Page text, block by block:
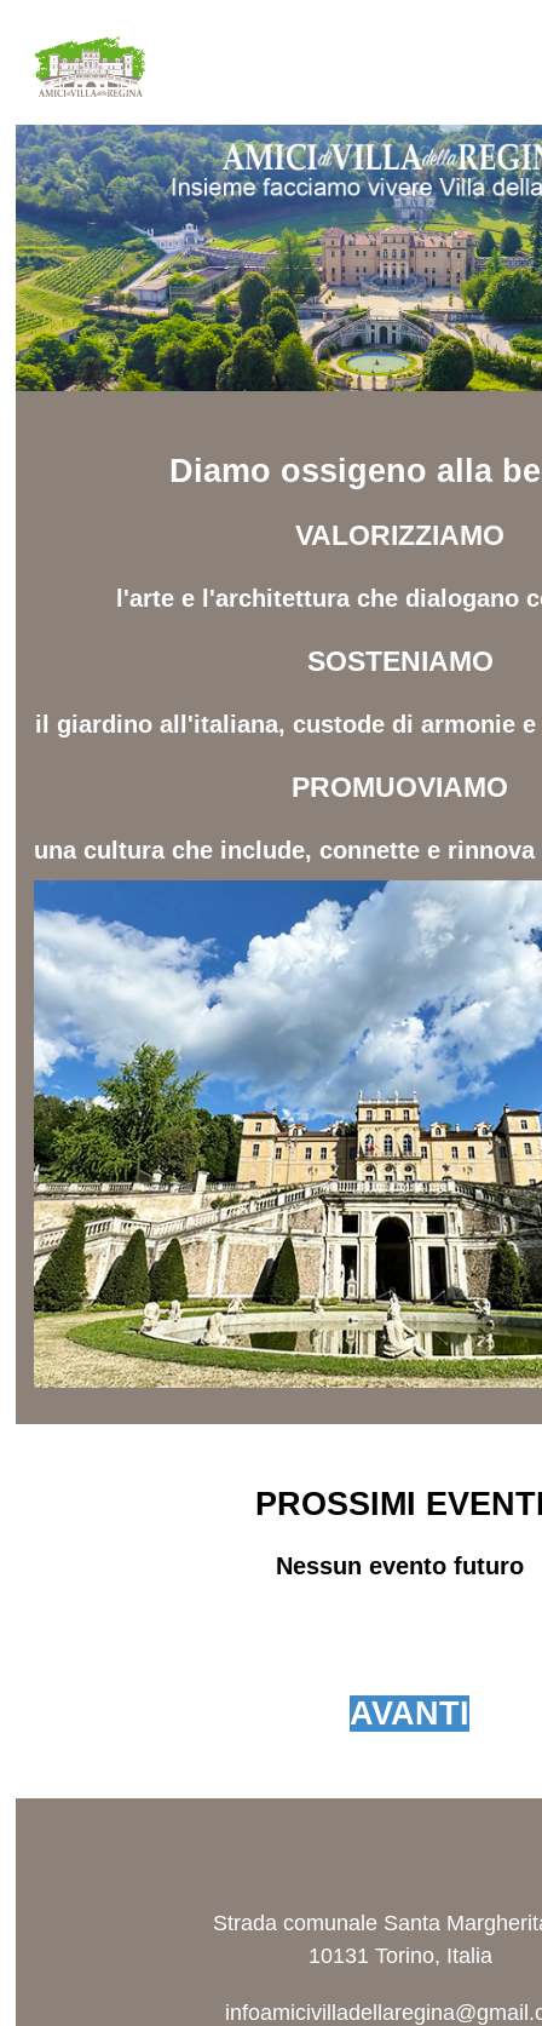
Diamo ossigeno alla
VALORIZZIAMO
l'arte e l'architettura che dialogano
SOSTENIAMO
il giardino all'italiana, custode di armonie
PROMUOVIAMO
una cultura che include, connette e
PROSSIMI
Nessun evento futuro
AVANTI
Strada comunale Santa
10131 Torino, Italia